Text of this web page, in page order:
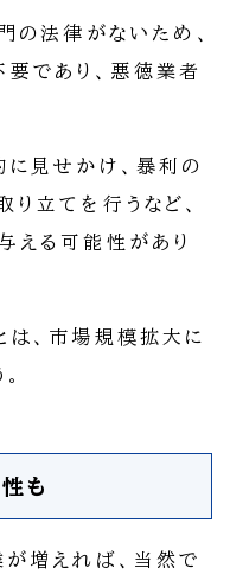
の法律がないため、
であり、悪徳業者
に見せかけ、暴利の
立てを行うなど、
える可能性があり
は、市場規模拡大に
も
が増えれば、当然で